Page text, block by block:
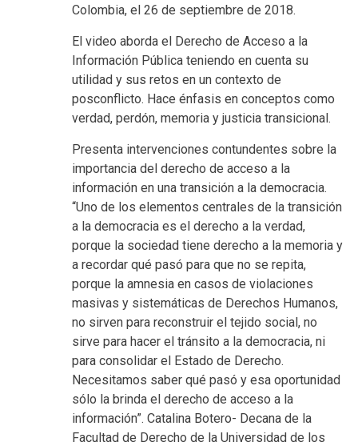
Colombia, el 26 de septiembre de 2018.
El video aborda el Derecho de Acceso a la
Información Pública teniendo en cuenta su
utilidad y sus retos en un contexto de
posconflicto. Hace énfasis en conceptos como
verdad, perdón, memoria y justicia transicional.
Presenta intervenciones contundentes sobre la
importancia del derecho de acceso a la
información en una transición a la democracia.
“Uno de los elementos centrales de la transición
a la democracia es el derecho a la verdad,
porque la sociedad tiene derecho a la memoria y
a recordar qué pasó para que no se repita,
porque la amnesia en casos de violaciones
masivas y sistemáticas de Derechos Humanos,
no sirven para reconstruir el tejido social, no
sirve para hacer el tránsito a la democracia, ni
para consolidar el Estado de Derecho.
Necesitamos saber qué pasó y esa oportunidad
sólo la brinda el derecho de acceso a la
información”. Catalina Botero- Decana de la
Facultad de Derecho de la Universidad de los